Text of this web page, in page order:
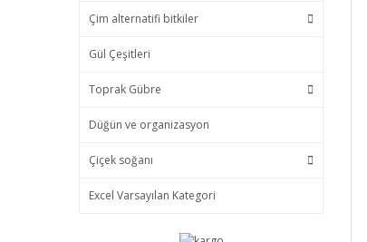
Çim alternatifi bitkiler
Gül Çeşitleri
Toprak Gübre
Düğün ve organizasyon
Çiçek soğanı
Excel Varsayılan Kategori